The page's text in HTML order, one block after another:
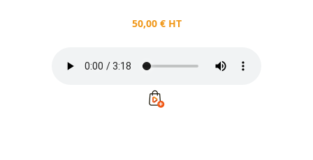
50,00 € HT